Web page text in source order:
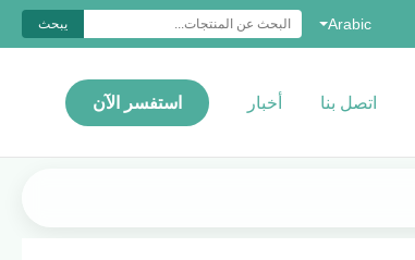
Arabic يبحث
اتصل بنا أخبار استفسر الآن